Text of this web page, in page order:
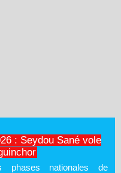
: Seydou Sané vole
phases nationales de